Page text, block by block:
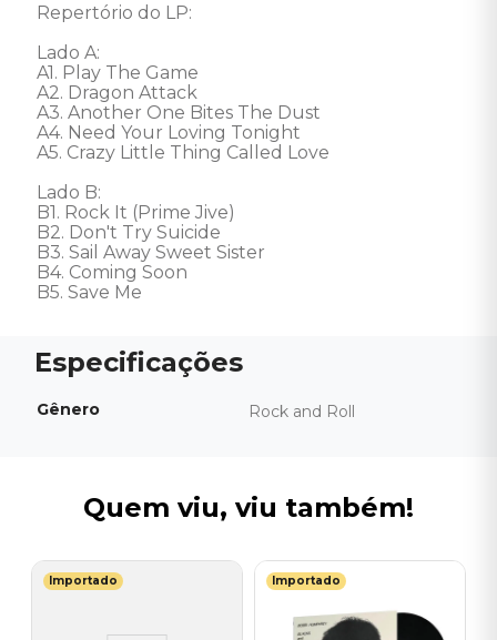
Repertório do LP:
Lado A:
A1. Play The Game
A2. Dragon Attack
A3. Another One Bites The Dust
A4. Need Your Loving Tonight
A5. Crazy Little Thing Called Love
Lado B:
B1. Rock It (Prime Jive)
B2. Don't Try Suicide
B3. Sail Away Sweet Sister
B4. Coming Soon
B5. Save Me
Gênero Rock and Roll
Quem viu, viu também!
Importado Importado